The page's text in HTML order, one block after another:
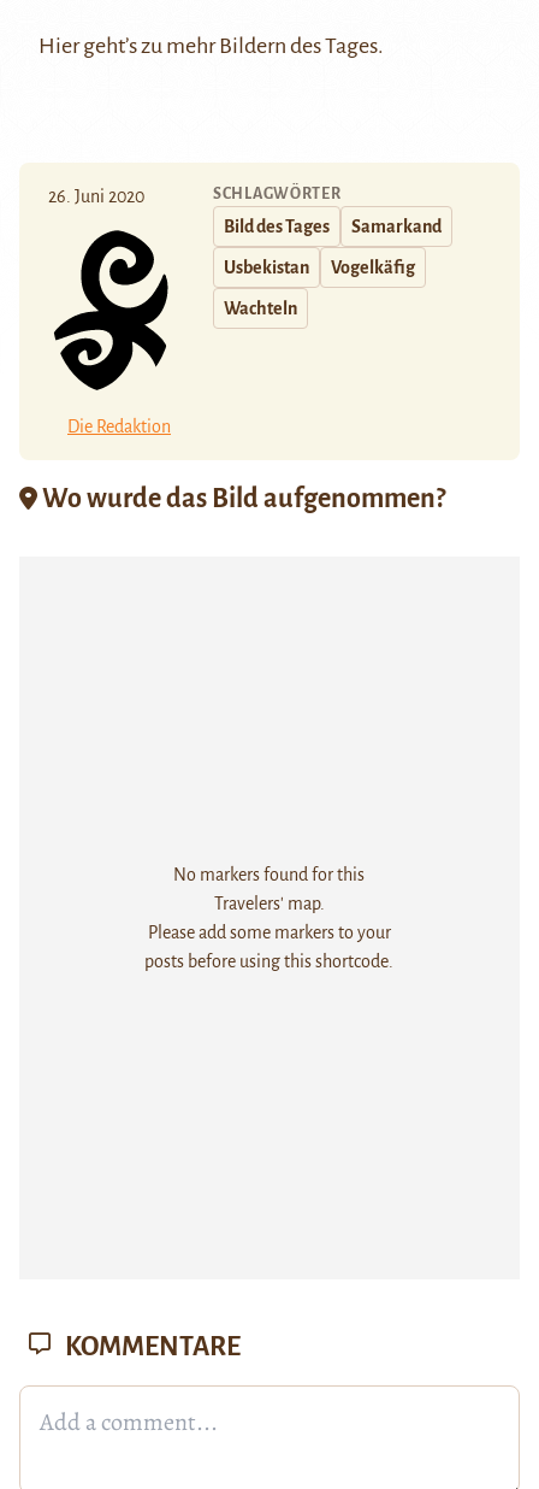
Hiergeht’s zu mehr Bildern des Tages.
26. Juni 2020
Die Redaktion
SCHLAGWÖRTER
Bild des Tages Samarkand
Usbekistan Vogelkäfig
Wachteln
Wo wurde das Bild aufgenommen?
No markers found for this
Travelers' map.
Please add some markers to your
posts before using this shortcode.
KOMMENTARE